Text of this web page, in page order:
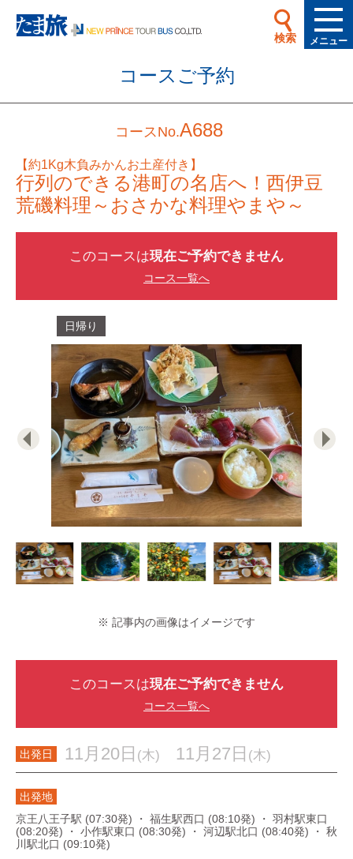
検索 メニュー
コースご予約
コースNo.A688
【約1Kg木負みかんお土産付き】
行列のできる港町の名店へ！西伊豆
荒磯料理～おさかな料理やまや～
このコースは現在ご予約できません
コース一覧へ
日帰り
※ 記事内の画像はイメージです
このコースは現在ご予約できません
コース一覧へ
出発日 11月20日 (木) 11月27日 (木)
出発地
京王八王子駅 (07:30発) ・ 福生駅西口 (08:10発) ・ 羽村駅東口
(08:20発) ・ 小作駅東口 (08:30発) ・ 河辺駅北口 (08:40発) ・ 秋
川駅北口 (09:10発)